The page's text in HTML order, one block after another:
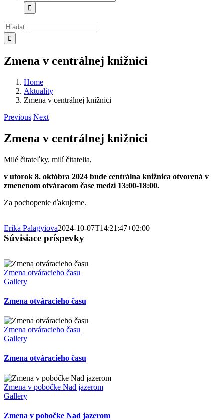
Hľadať:
Zmena v centrálnej knižnici
Home
Aktuality
Zmena v centrálnej knižnici
Previous Next
Zmena v centrálnej knižnici
Milé čitateľky, milí čitatelia,
v utorok 8. októbra 2024 bude centrálna knižnica otvorená v
zmenenom otváracom čase medzi 13:00-18:00.
Za pochopenie ďakujeme.
Erika Palagyiova2024-10-07T14:21:47+02:00
Súvisiace príspevky
Zmena otváracieho času
Gallery
Zmena otváracieho času
Zmena otváracieho času
Gallery
Zmena otváracieho času
Zmena v pobočke Nad jazerom
Gallery
Zmena v pobočke Nad jazerom